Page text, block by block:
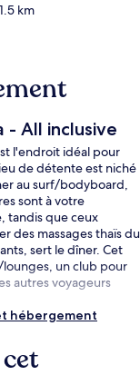
km
- All inclusive
l'endroit idéal pour
de détente est niché
au surf/bodyboard,
sont à votre
tandis que ceux
des massages thaïs du
sert le dîner. Cet
un club pour
autres voyageurs
hébergement